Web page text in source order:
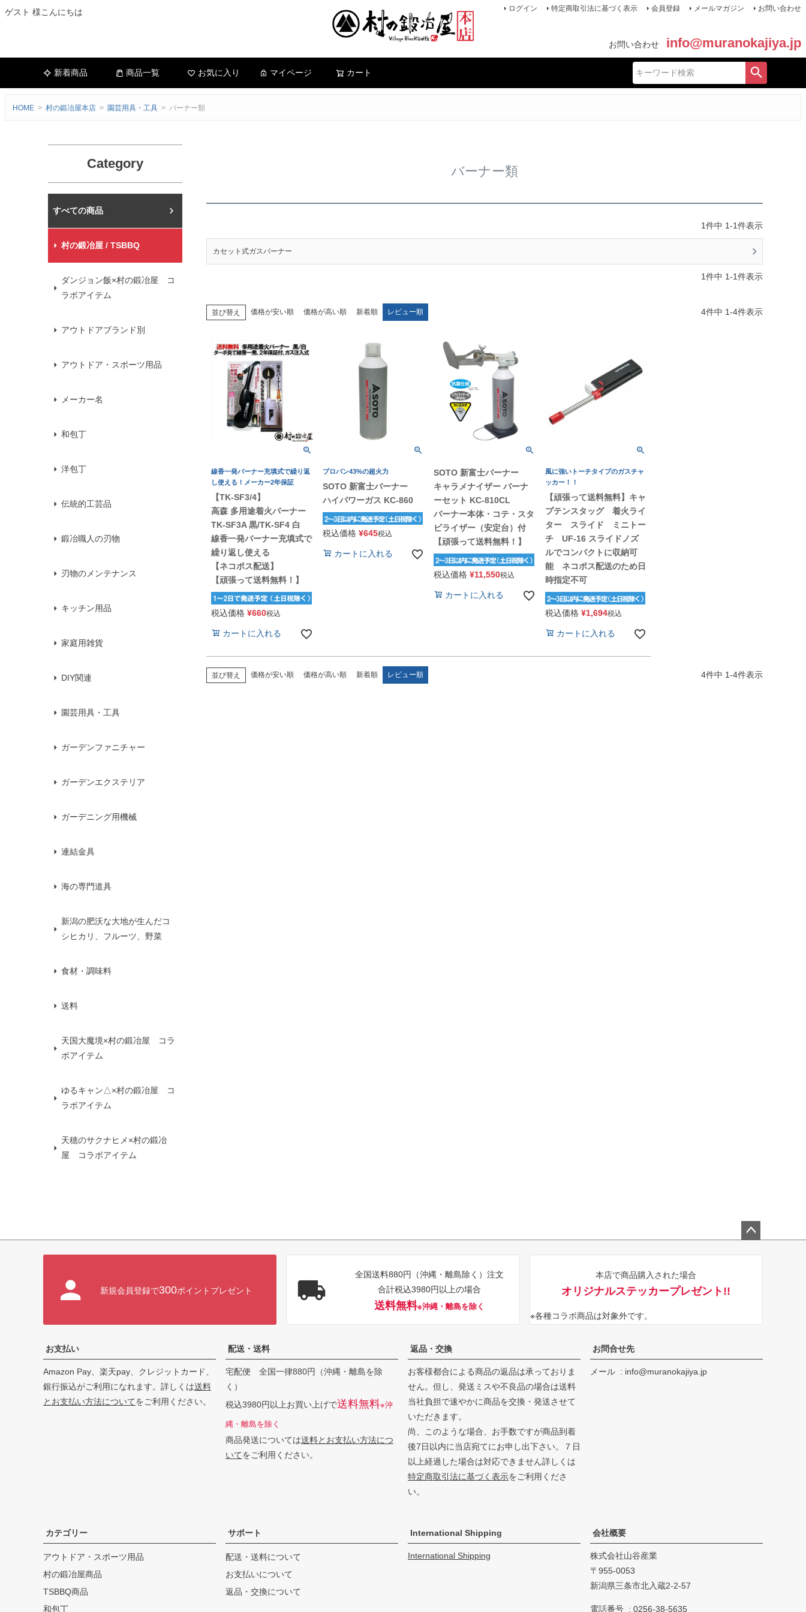
ゲスト 様こんにちは ログイン 特定商取引法に基づく表示 会員登録 メールマガジン お問い合わせ
お問い合わせ info@muranokajiya.jp
新着商品 商品一覧 お気に入り マイページ カート
HOME 村の鍛冶屋本店 園芸用具・工具 バーナー類
Category
村の鍛冶屋本店
村の鍛冶屋 / TSBBQ
ダンジョン飯×村の鍛冶屋 コ
ラボアイテム
アウトドアブランド別
アウトドア・スポーツ用品
メーカー名
和包丁
洋包丁
伝統的工芸品
鍛冶職人の刃物
刃物のメンテナンス
キッチン用品
家庭用雑貨
DIY関連
園芸用具・工具
ガーデンファニチャー
ガーデンエクステリア
ガーデニング用機械
連結金具
海の専門道具
新潟の肥沃な大地が生んだコ
シヒカリ、フルーツ、野菜
食材・調味料
送料
天国大魔境×村の鍛冶屋 コラ
ボアイテム
ゆるキャン△×村の鍛冶屋 コ
ラボアイテム
天穂のサクナヒメ×村の鍛冶
屋 コラボアイテム
バーナー類
1件中 1-1件表示
カセット式ガスバーナー
1件中 1-1件表示
並び替え 価格が安い順 価格が高い順 新着順 レビュー順 4件中 1-4件表示
線香一発バーナー充填式で繰り返
し使える！メーカー2年保証
【TK-SF3/4】
高森 多用途着火バーナー
TK-SF3A 黒/TK-SF4 白
線香一発バーナー充填式で
繰り返し使える
【ネコポス配送】
【頑張って送料無料！】
税込価格 ¥660税込
カートに入れる
プロパン43%の超火力
SOTO 新富士バーナー
ハイパワーガス KC-860
税込価格 ¥645税込
カートに入れる
SOTO 新富士バーナー
キャラメナイザー バーナ
ーセット KC-810CL
バーナー本体・コテ・スタ
ビライザー（安定台）付
【頑張って送料無料！】
税込価格 ¥11,550税込
カートに入れる
風に強いトーチタイプのガスチャ
ッカー！！
【頑張って送料無料】キャ
プテンスタッグ 着火ライ
ター スライド ミニトー
チ UF-16 スライドノズ
ルでコンパクトに収納可
能 ネコポス配送のため日
時指定不可
税込価格 ¥1,694税込
カートに入れる
並び替え 価格が安い順 価格が高い順 新着順 レビュー順 4件中 1-4件表示
新規会員登録で300ポイントプレゼント
全国送料880円（沖縄・離島除く）注文
合計税込3980円以上の場合
送料無料※沖縄・離島を除く
本店で商品購入された場合
オリジナルステッカープレゼント!!
※各種コラボ商品は対象外です。
お支払い
Amazon Pay、楽天pay、クレジットカード、
銀行振込がご利用になれます。詳しくは送料
とお支払い方法についてをご利用ください。
配送・送料
宅配便 全国一律880円（沖縄・離島を除
く）
税込3980円以上お買い上げで送料無料※沖
縄・離島を除く
商品発送については送料とお支払い方法につ
いてをご利用ください。
返品・交換
お客様都合による商品の返品は承っておりま
せん。但し、発送ミスや不良品の場合は送料
当社負担で速やかに商品を交換・発送させて
いただきます。
尚、このような場合、お手数ですが商品到着
後7日以内に当店宛てにお申し出下さい。７日
以上経過した場合は対応できません詳しくは
特定商取引法に基づく表示をご利用くださ
い。
お問合せ先
メール info@muranokajiya.jp
カテゴリー
アウトドア・スポーツ用品
村の鍛冶屋商品
TSBBQ商品
和包丁
サポート
配送・送料について
お支払いについて
返品・交換について
International Shipping
International Shipping
会社概要
株式会社山谷産業
955-0053
新潟県三条市北入蔵2-2-57
電話番号 0256-38-5635